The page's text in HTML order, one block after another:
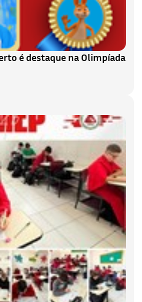
é destaque na Olimpíada